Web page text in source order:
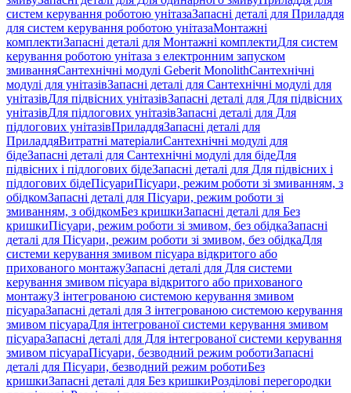
систем керування роботою унітазаЗапасні деталі для Приладдя
для систем керування роботою унітазаМонтажні
комплектиЗапасні деталі для Монтажні комплектиДля систем
керування роботою унітаза з електронним запуском
змиванняСантехнічні модулі Geberit MonolithСантехнічні
модулі для унітазівЗапасні деталі для Сантехнічні модулі для
унітазівДля підвісних унітазівЗапасні деталі для Для підвісних
унітазівДля підлогових унітазівЗапасні деталі для Для
підлогових унітазівПриладдяЗапасні деталі для
ПриладдяВитратні матеріалиСантехнічні модулі для
бідеЗапасні деталі для Сантехнічні модулі для бідеДля
підвісних і підлогових бідеЗапасні деталі для Для підвісних і
підлогових бідеПісуариПісуари, режим роботи зі змиванням, з
обідкомЗапасні деталі для Пісуари, режим роботи зі
змиванням, з обідкомБез кришкиЗапасні деталі для Без
кришкиПісуари, режим роботи зі змивом, без обідкаЗапасні
деталі для Пісуари, режим роботи зі змивом, без обідкаДля
системи керування змивом пісуара відкритого або
прихованого монтажуЗапасні деталі для Для системи
керування змивом пісуара відкритого або прихованого
монтажуЗ інтегрованою системою керування змивом
пісуараЗапасні деталі для З інтегрованою системою керування
змивом пісуараДля інтегрованої системи керування змивом
пісуараЗапасні деталі для Для інтегрованої системи керування
змивом пісуараПісуари, безводний режим роботиЗапасні
деталі для Пісуари, безводний режим роботиБез
кришкиЗапасні деталі для Без кришкиРозділові перегородки